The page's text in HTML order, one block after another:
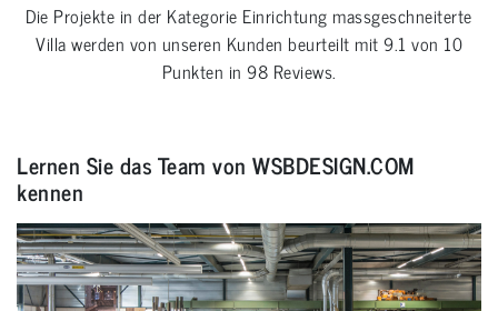
Die Projekte in der Kategorie Einrichtung massgeschneiterte
Villawerden von unseren Kunden beurteilt mit9.1 von 10
Punkten in 98 Reviews.
Lernen Sie das Team von WSBDESIGN.COM
kennen